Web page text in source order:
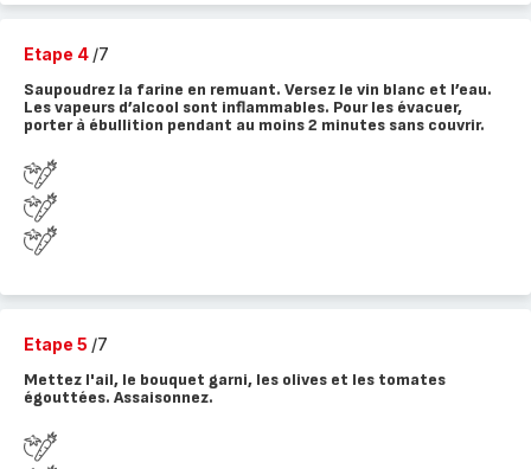
Etape 4 /7
Saupoudrez la farine en remuant. Versez le vin blanc et l’eau.
Les vapeurs d’alcool sont inflammables. Pour les évacuer,
porter à ébullition pendant au moins 2 minutes sans couvrir.
Etape 5 /7
Mettez l'ail, le bouquet garni, les olives et les tomates
égouttées. Assaisonnez.